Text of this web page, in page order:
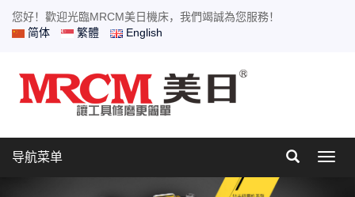
您好！歡迎光臨MRCM美日機床，我們竭誠為您服務！
简体
繁體 English
导航菜单